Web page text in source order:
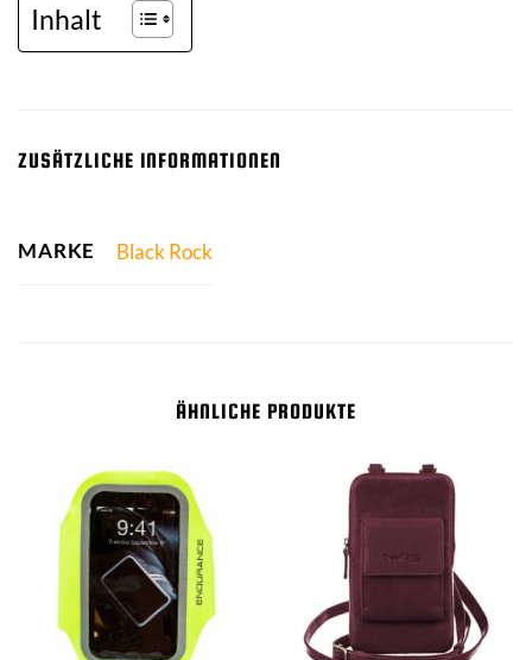
Inhalt
ZUSÄTZLICHE INFORMATIONEN
MARKE Black Rock
ÄHNLICHE PRODUKTE